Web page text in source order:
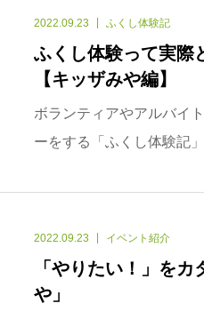
2022.09.23 ふくし体験記
ふくし体験って実際
【キッザみや編】
ボランティアやアルバイ
ーをする「ふくし体験記
2022.09.23 イベント紹介
「やりたい！」を
や」